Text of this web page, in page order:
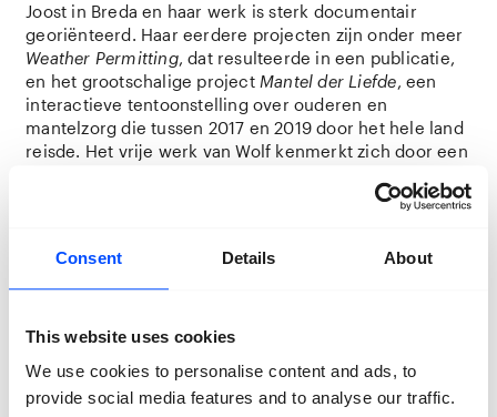
Consent Details About
This website uses cookies
We use cookies to personalise content and ads, to
provide social media features and to analyse our traffic.
Joost in Breda en haar werk is sterk documentair
georiënteerd. Haar eerdere projecten zijn onder meer
Weather Permitting, dat resulteerde in een publicatie,
en het grootschalige project Mantel der Liefde, een
interactieve tentoonstelling over ouderen en
mantelzorg die tussen 2017 en 2019 door het hele land
reisde. Het vrije werk van Wolf kenmerkt zich door een
bouwt visuele bruggen tussen kunst, cultuur en het
Locatie:Foodhall
Over Amara Youla – co-maker
Amara Youla, iedereen noemt hem Youla, komt uit